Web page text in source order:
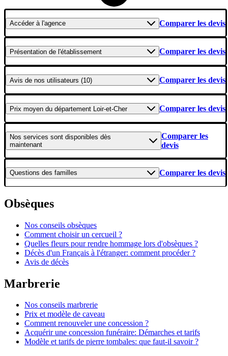
Accéderà l'agence Comparer les devis
Présentation de l'établissement Comparer les devis
Avis de nos utilisateurs (10) Comparer les devis
Prix moyen du département Loir-et-Cher Comparer les devis
Nos services sont disponibles dès
maintenant
Comparer les
devis
Questions des familles Comparer les devis
Obsèques
Nos conseils obsèques
Comment choisir un cercueil ?
Quelles fleurs pour rendre hommage lors d'obsèques ?
Décès d'un Français à l'étranger: comment procéder ?
Avis de décès
Marbrerie
Nos conseils marbrerie
Prix et modèle de caveau
Comment renouveler une concession ?
Acquérir une concession funéraire: Démarches et tarifs
Modèle et tarifs de pierre tombales: que faut-il savoir ?